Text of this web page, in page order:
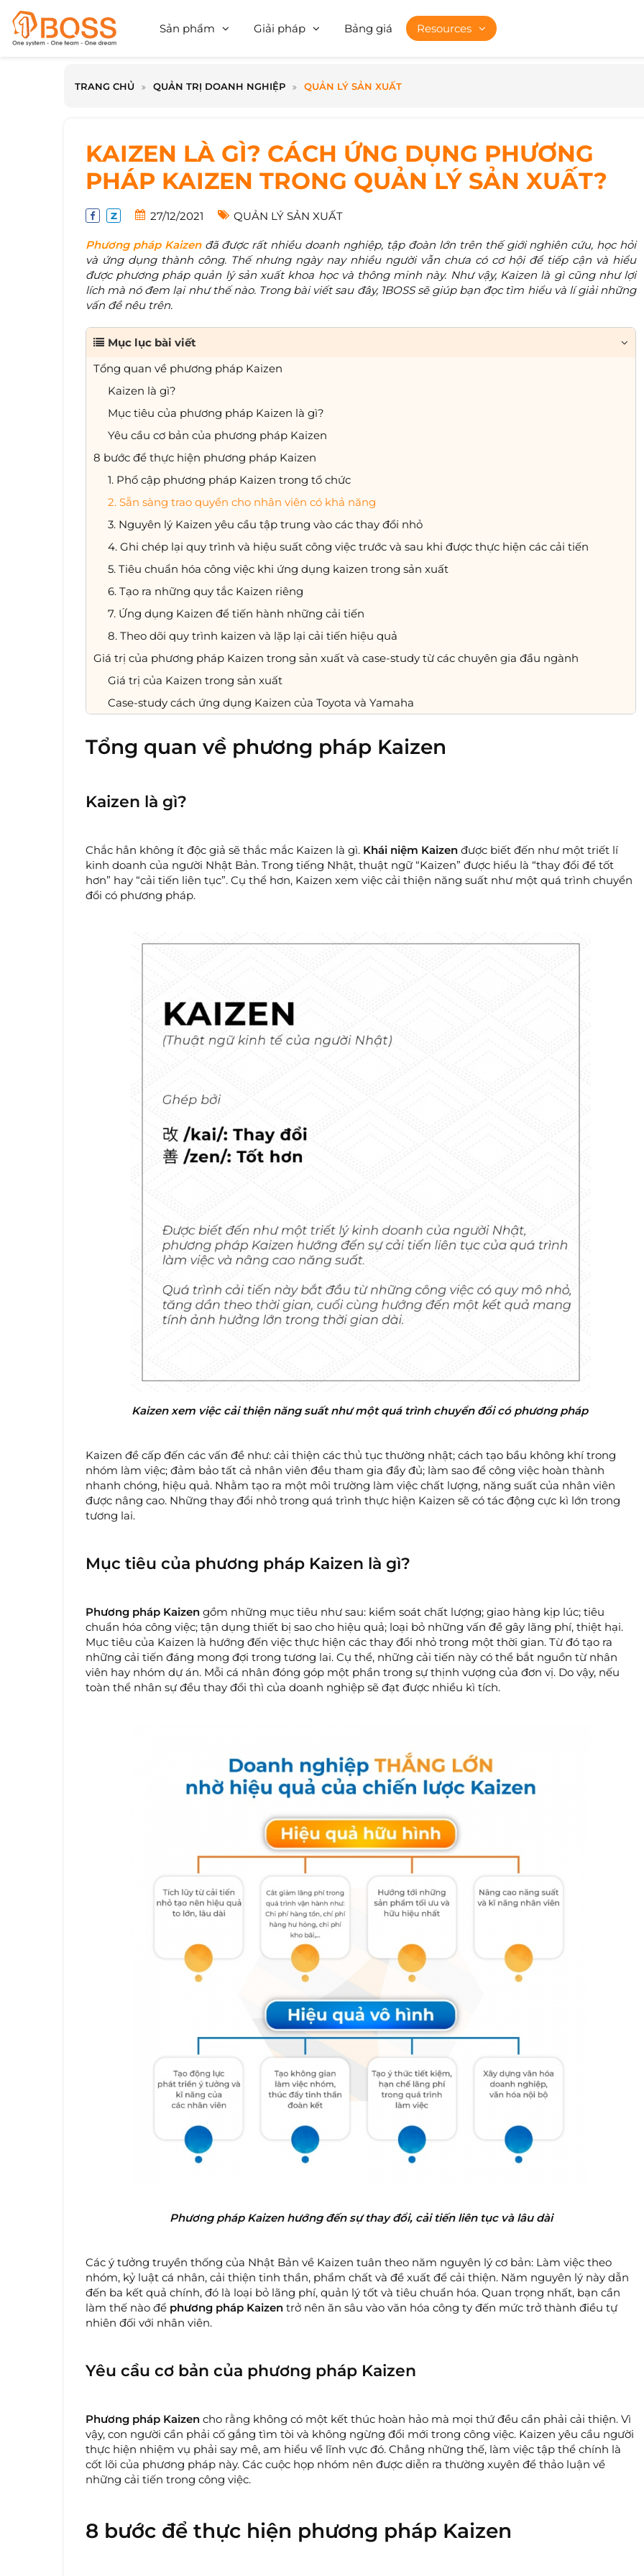
Sản phẩm Giải pháp Bảng giá Resources
TRANG CHỦ QUẢN TRỊ DOANH NGHIỆP QUẢN LÝ SẢN XUẤT
KAIZEN LÀ GÌ? CÁCH ỨNG DỤNG PHƯƠNG
PHÁP KAIZEN TRONG QUẢN LÝ SẢN XUẤT?
27/12/2021 QUẢN LÝ SẢN XUẤT
Phương pháp Kaizenđã được rất nhiều doanh nghiệp, tập đoàn lớn trên thế giới nghiên cứu, học hỏi
và ứng dụng thành công. Thế nhưng ngày nay nhiều người vẫn chưa có cơ hội để tiếp cận và hiểu
được phương pháp quản lý sản xuất khoa học và thông minh này. Như vậy, Kaizen là gì cũng như lợi
lích mà nó đem lại như thế nào. Trong bài viết sau đây, 1BOSS sẽ giúp bạn đọc tìm hiểu và lí giải những
vấn đề nêu trên.
Mục lục bài viết
Tổng quan về phương pháp Kaizen
Kaizen là gì?
Mục tiêu của phương pháp Kaizen là gì?
Yêu cầu cơ bản của phương pháp Kaizen
8 bước để thực hiện phương pháp Kaizen
1. Phổ cập phương pháp Kaizen trong tổ chức
2. Sẵn sàng trao quyền cho nhân viên có khả năng
3. Nguyên lý Kaizen yêu cầu tập trung vào các thay đổi nhỏ
4. Ghi chép lại quy trình và hiệu suất công việc trước và sau khi được thực hiện các cải tiến
5. Tiêu chuẩn hóa công việc khi ứng dụng kaizen trong sản xuất
6. Tạo ra những quy tắc Kaizen riêng
7. Ứng dụng Kaizen để tiến hành những cải tiến
8. Theo dõi quy trình kaizen và lặp lại cải tiến hiệu quả
Giá trị của phương pháp Kaizen trong sản xuất và case-study từ các chuyên gia đầu ngành
Giá trị của Kaizen trong sản xuất
Case-study cách ứng dụng Kaizen của Toyota và Yamaha
Tổng quan về phương pháp Kaizen
Kaizen là gì?
Chắc hẳn không ít độc giả sẽ thắc mắc Kaizen là gì. Khái niệm Kaizenđược biết đến như một triết lí
kinh doanh của người Nhật Bản. Trong tiếng Nhật, thuật ngữ “Kaizen” được hiểu là “thay đổi để tốt
hơn” hay “cải tiến liên tục”. Cụ thể hơn, Kaizen xem việc cải thiện năng suất như một quá trình chuyển
đổi có phương pháp.
Kaizen xem việc cải thiện năng suất như một quá trình chuyển đổi có phương pháp
Kaizen đề cấp đến các vấn đề như: cải thiện các thủ tục thường nhật; cách tạo bầu không khí trong
nhóm làm việc; đảm bảo tất cả nhân viên đều tham gia đầy đủ; làm sao để công việc hoàn thành
nhanh chóng, hiệu quả. Nhằm tạo ra một môi trường làm việc chất lượng, năng suất của nhân viên
được nâng cao. Những thay đổi nhỏ trong quá trình thực hiện Kaizen sẽ có tác động cực kì lớn trong
tương lai.
Mục tiêu của phương pháp Kaizen là gì?
Phương pháp Kaizengồm những mục tiêu như sau: kiểm soát chất lượng; giao hàng kịp lúc; tiêu
chuẩn hóa công việc; tận dụng thiết bị sao cho hiệu quả; loại bỏ những vấn đề gây lãng phí, thiệt hại.
Mục tiêu của Kaizen là hướng đến việc thực hiện các thay đổi nhỏ trong một thời gian. Từ đó tạo ra
những cải tiến đáng mong đợi trong tương lai. Cụ thể, những cải tiến này có thể bắt nguồn từ nhân
viên hay nhóm dự án. Mỗi cá nhân đóng góp một phần trong sự thịnh vượng của đơn vị. Do vậy, nếu
toàn thể nhân sự đều thay đổi thì của doanh nghiệp sẽ đạt được nhiều kì tích.
Phương pháp Kaizen hướng đến sự thay đổi, cải tiến liên tục và lâu dài
Các ý tưởng truyền thống của Nhật Bản về Kaizen tuân theo năm nguyên lý cơ bản: Làm việc theo
nhóm, kỷ luật cá nhân, cải thiện tinh thần, phẩm chất và đề xuất để cải thiện. Năm nguyên lý này dẫn
đến ba kết quả chính, đó là loại bỏ lãng phí, quản lý tốt và tiêu chuẩn hóa. Quan trọng nhất, bạn cần
làm thế nào để phương pháp Kaizentrở nên ăn sâu vào văn hóa công ty đến mức trở thành điều tự
nhiên đối với nhân viên.
Yêu cầu cơ bản của phương pháp Kaizen
Phương pháp Kaizencho rằng không có một kết thúc hoàn hảo mà mọi thứ đều cần phải cải thiện. Vì
vậy, con người cần phải cố gắng tìm tòi và không ngừng đổi mới trong công việc. Kaizen yêu cầu người
thực hiện nhiệm vụ phải say mê, am hiểu về lĩnh vực đó. Chẳng những thế, làm việc tập thể chính là
cốt lõi của phương pháp này. Các cuộc họp nhóm nên được diễn ra thường xuyên để thảo luận về
những cải tiến trong công việc.
8 bước để thực hiện phương pháp Kaizen